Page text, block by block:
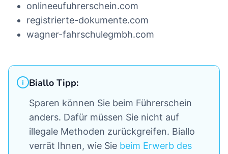
onlineeufuhrerschein.com
registrierte-dokumente.com
wagner-fahrschulegmbh.com
Biallo Tipp:
Sparen können Sie beim Führerschein
anders. Dafür müssen Sie nicht auf
illegale Methoden zurückgreifen. Biallo
verrät Ihnen, wie Sie beim Erwerb des